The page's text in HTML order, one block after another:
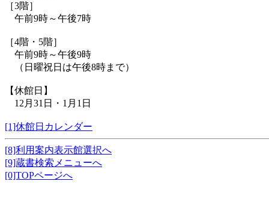
［3階］
午前9時～午後7時
［4階・5階］
午前9時～午後9時
（日曜祝日は午後8時まで）
【休館日】
12月31日・1月1日
[1]休館日カレンダー
[8]利用案内表示館選択へ
[9]蔵書検索メニューへ
[0]TOPページへ